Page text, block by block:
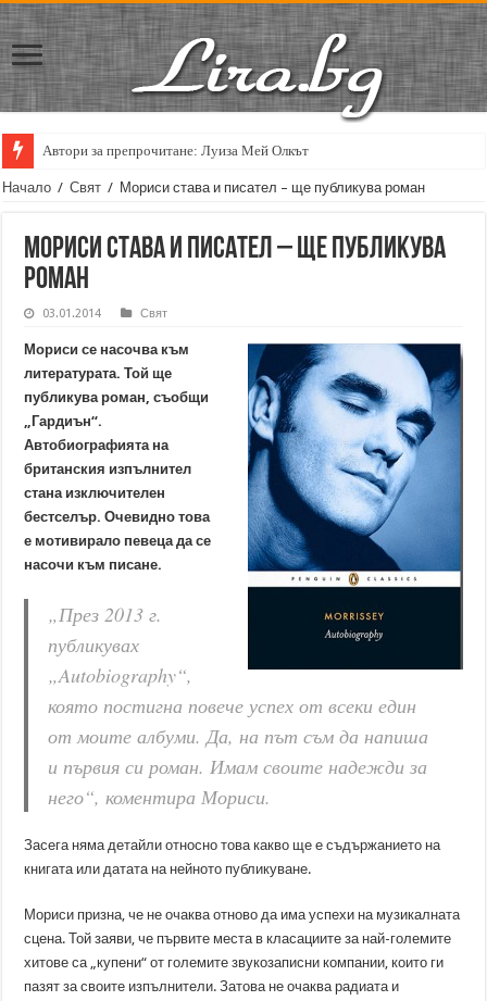
Автори за препрочитане: Луиза Мей Олкът
Кирил Кадийски: „Плачът на големия поет винаги е и сила, и
Начало / Свят / Мориси става и писател – ще публикува роман
Мориси става и писател – ще публикува
роман
03.01.2014 Свят
Мориси се насочва към
литературата. Той ще
публикува роман, съобщи
„Гардиън“.
Автобиографията на
британския изпълнител
стана изключителен
бестселър. Очевидно това
е мотивирало певеца да се
насочи към писане.
„През 2013 г.
публикувах
„Autobiography“,
която постигна повече успех от всеки един
от моите албуми. Да, на път съм да напиша
и първия си роман. Имам своите надежди за
него“, коментира Мориси.
Засега няма детайли относно това какво ще е съдържанието на
книгата или датата на нейното публикуване.
Мориси призна, че не очаква отново да има успехи на музикалната
сцена. Той заяви, че първите места в класациите за най-големите
хитове са „купени“ от големите звукозаписни компании, които ги
пазят за своите изпълнители. Затова не очаква радиата и